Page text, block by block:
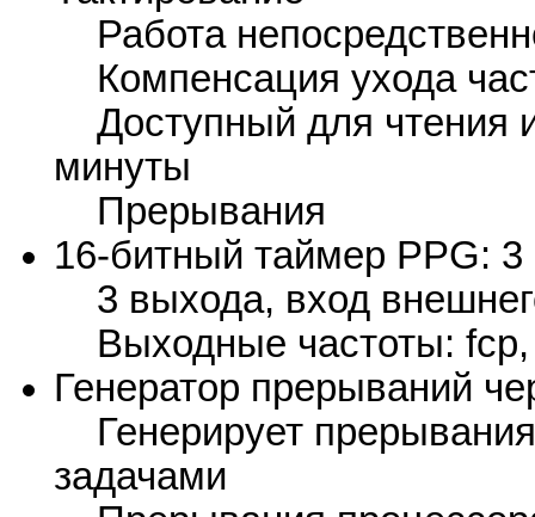
Работа
Компенсация ухода
Доступный для чтения
минуты
Прерывания
16-битный таймер PPG: 3
3 выхода, вход
Выходные частоты: fcp,
Генератор прерываний
Генерирует
задачами